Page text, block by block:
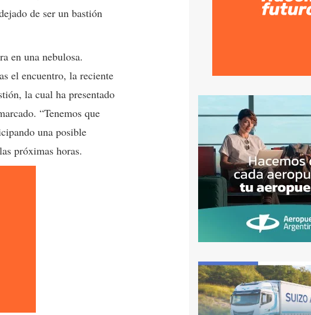
de ser un bastión
en una nebulosa.
el encuentro, la reciente
la cual ha presentado
“Tenemos que
una posible
próximas horas.